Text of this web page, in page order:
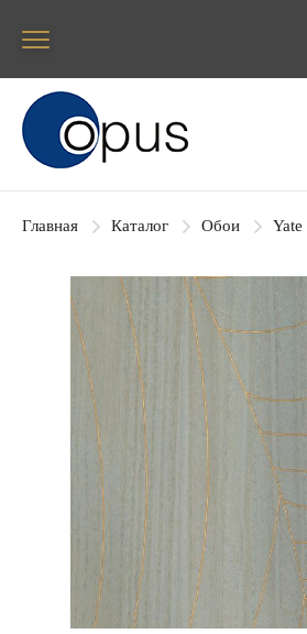
Блок поиска
Главная Каталог Обои Yate